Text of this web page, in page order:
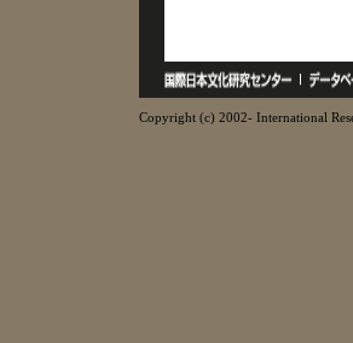
Copyright (c) 2002- International